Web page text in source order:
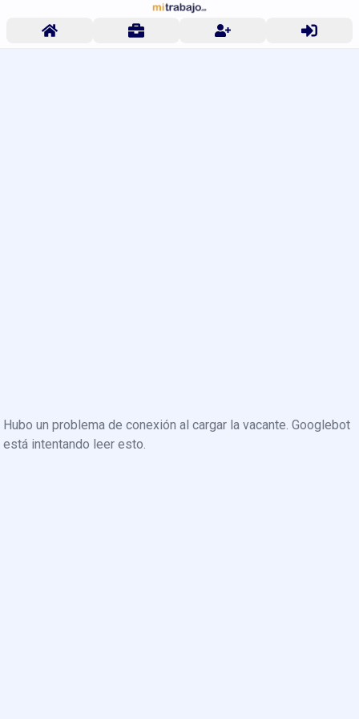
Hubo un problema de conexión al cargar la vacante. Googlebot
está intentando leer esto.